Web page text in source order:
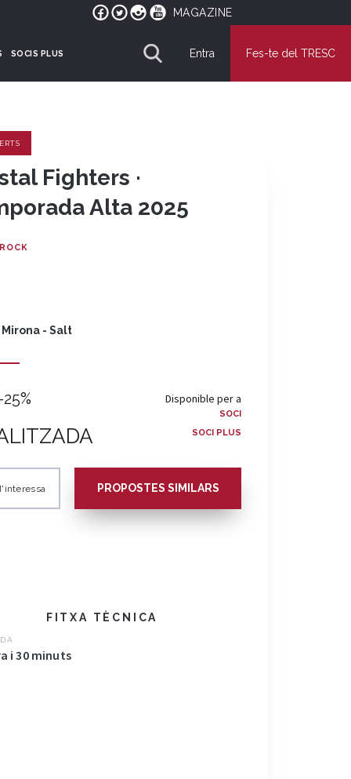
MAGAZINE
SOCIS PLUS Entra Fes-te del TRESC
Fighters ·
Alta 2025
Mirona - Salt
Disponible per a
SOCI
SOCI PLUS
PROPOSTES SIMILARS
FITXA TÈCNICA
i 30 minuts